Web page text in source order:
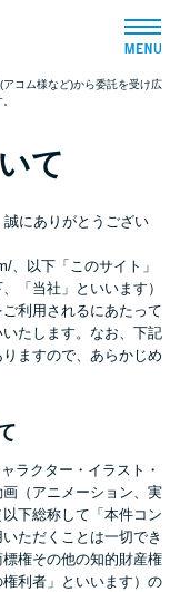
たい方向け
コム様など)から委託を受け広
て
誠にありがとうござい
、以下「このサイト」
「当社」といいます）
利用されるにあたって
たします。なお、下記
ますので、あらかじめ
ラクター・イラスト・
（アニメーション、実
下総称して「本件コン
ただくことは一切でき
権その他の知的財産権
利者」といいます）の